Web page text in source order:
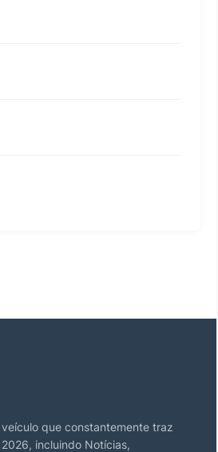
que constantemente traz
incluindo Notícias,